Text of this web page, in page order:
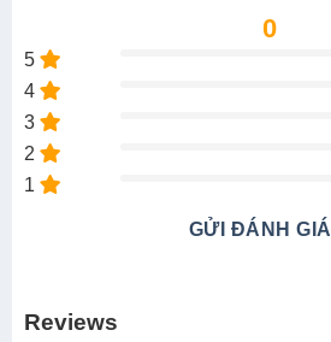
0
5
4
3
2
1
GỬI ĐÁNH GIÁ
Reviews